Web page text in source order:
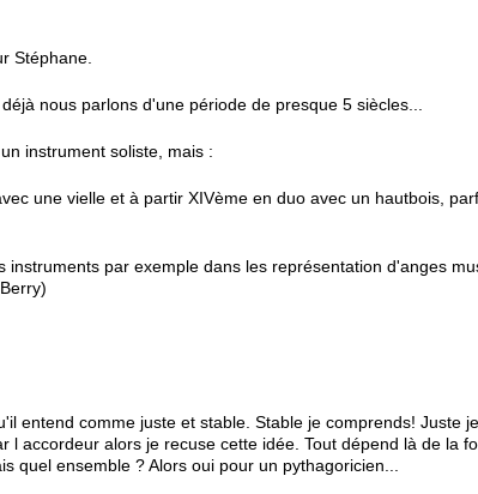
Stéphane.
nous parlons d'une période de presque 5 siècles...
instrument soliste, mais :
une vielle et à partir XIVème en duo avec un hautbois,
par exemple dans les représentation d'anges
entend comme juste et stable. Stable je comprends! Juste
l accordeur alors je recuse cette idée. Tout dépend là de la
quel ensemble ? Alors oui pour un pythagoricien...